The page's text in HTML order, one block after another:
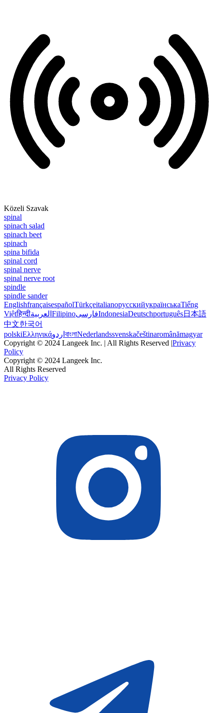
Közeli Szavak
spinal
spinach salad
spinach beet
spinach
spina bifida
spinal cord
spinal nerve
spinal nerve root
spindle
spindle sander
EnglishfrançaisespañolTürkçeitalianoрусскийукраїнськаTiếng
Việtहिन्दीالعربية FilipinoفارسیIndonesiaDeutschportuguês日本語
中文한국어
polskiΕλληνικάاردو বাংলাNederlandssvenskačeštinaromânămagyar
Copyright © 2024 Langeek Inc. | All Rights Reserved |Privacy
Policy
Copyright © 2024 Langeek Inc.
All Rights Reserved
Privacy Policy